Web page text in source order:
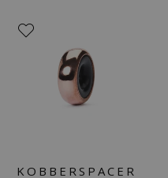
KOBBERSPACER